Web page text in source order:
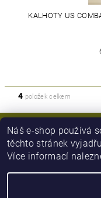
KALHOTY US
4 položek celkem
Náš e-shop používá
těchto stránek
Více informací